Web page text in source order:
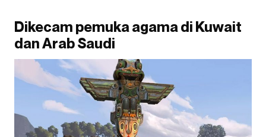
Dikecam pemuka agama di Kuwait
dan Arab Saudi